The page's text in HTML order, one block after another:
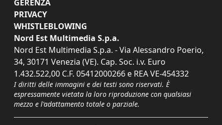
GERENZA
PRIVACY
WHISTLEBLOWING
Nord Est Multimedia S.p.a.
Nord Est Multimedia S.p.a. - Via Alessandro Poerio,
34, 30171 Venezia (VE). Cap. Soc. i.v. Euro
1.432.522,00 C.F. 05412000266 e REA VE-454332
I diritti delle immagini e dei testi sono riservati. È
espressamente vietata la loro riproduzione con qualsiasi
mezzo e l'adattamento totale o parziale.